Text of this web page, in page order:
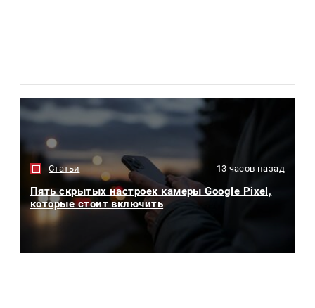
Статьи 13 часов назад
Пять скрытых настроек камеры Google Pixel,
которые стоит включить